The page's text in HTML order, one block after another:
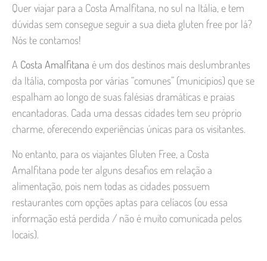
Quer viajar para a Costa Amalfitana, no sul na Itália, e tem
dúvidas sem consegue seguir a sua dieta gluten free por lá?
Nós te contamos!
A Costa Amalfitana é um dos destinos mais deslumbrantes
da Itália, composta por várias “comunes” (municípios) que se
espalham ao longo de suas falésias dramáticas e praias
encantadoras. Cada uma dessas cidades tem seu próprio
charme, oferecendo experiências únicas para os visitantes.
No entanto, para os viajantes Gluten Free, a Costa
Amalfitana pode ter alguns desafios em relação a
alimentação, pois nem todas as cidades possuem
restaurantes com opções aptas para celíacos (ou essa
informação está perdida / não é muito comunicada pelos
locais).